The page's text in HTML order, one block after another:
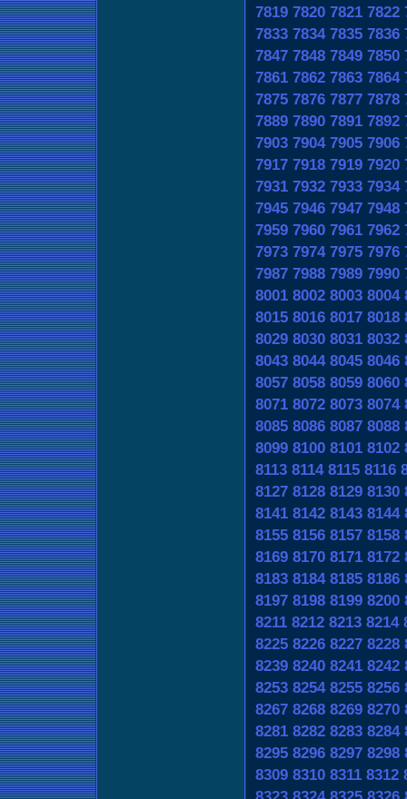
7819 7820 7821 7822
7833 7834 7835 7836
7847 7848 7849 7850
7861 7862 7863 7864
7875 7876 7877 7878
7889 7890 7891 7892
7903 7904 7905 7906
7917 7918 7919 7920
7931 7932 7933 7934
7945 7946 7947 7948
7959 7960 7961 7962
7973 7974 7975 7976
7987 7988 7989 7990
8001 8002 8003 8004
8015 8016 8017 8018
8029 8030 8031 8032
8043 8044 8045 8046
8057 8058 8059 8060
8071 8072 8073 8074
8085 8086 8087 8088
8099 8100 8101 8102
8113 8114 8115 8116
8127 8128 8129 8130
8141 8142 8143 8144
8155 8156 8157 8158
8169 8170 8171 8172
8183 8184 8185 8186
8197 8198 8199 8200
8211 8212 8213 8214
8225 8226 8227 8228
8239 8240 8241 8242
8253 8254 8255 8256
8267 8268 8269 8270
8281 8282 8283 8284
8295 8296 8297 8298
8309 8310 8311 8312